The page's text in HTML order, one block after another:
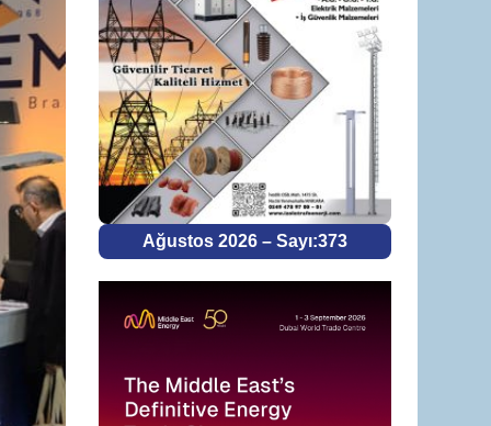
Ağustos 2026 – Sayı:373